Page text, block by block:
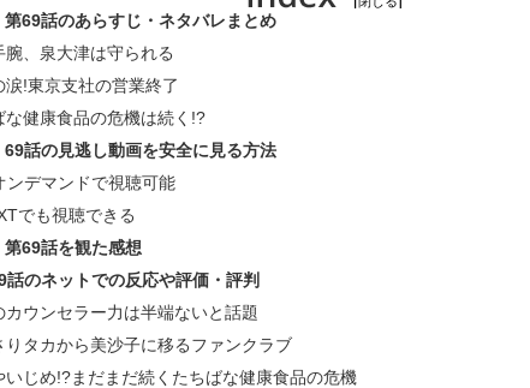
第69話のあらすじ・ネタバレまとめ
腕、泉大津は守られる
涙!東京支社の営業終了
な健康食品の危機は続く!?
69話の見逃し動画を安全に見る方法
ンデマンドで視聴可能
でも視聴できる
第69話を観た感想
話のネットでの反応や評価・評判
カウンセラー力は半端ないと話題
りタカから美沙子に移るファンクラブ
いじめ!?まだまだ続くたちばな健康食品の危機